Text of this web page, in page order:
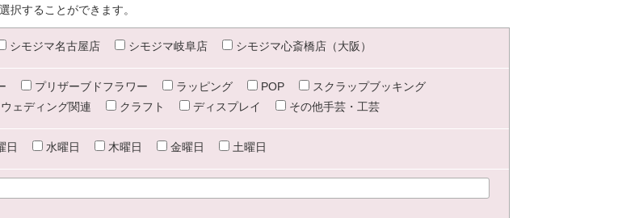
択することができます。
シモジマ名古屋店 シモジマ岐阜店 シモジマ心斎橋店（大阪）
プリザーブドフラワー ラッピング POP
スクラップブッキング
ウェディング関連 クラフト ディスプレイ その他手芸・工芸
日 水曜日 木曜日 金曜日 土曜日